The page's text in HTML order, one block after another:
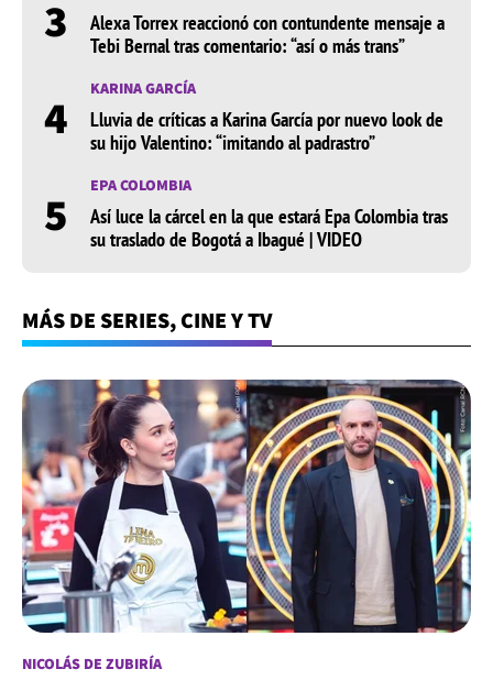
3
Alexa Torrex reaccionó con contundente mensaje a
Tebi Bernal tras comentario: “así o más trans”
4 KARINA GARCÍA
Lluvia de críticas a Karina García por nuevo look de
su hijo Valentino: “imitando al padrastro”
5 EPA COLOMBIA
Así luce la cárcel en la que estará Epa Colombia tras
su traslado de Bogotá a Ibagué | VIDEO
MÁS DE SERIES, CINE Y TV
NICOLÁS DE ZUBIRÍA